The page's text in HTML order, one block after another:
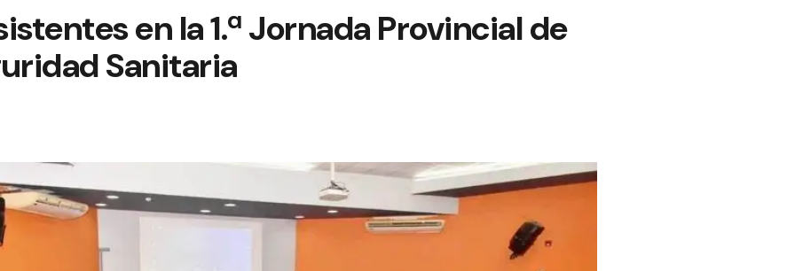
en la 1.ª Jornada Provincial de
Sanitaria